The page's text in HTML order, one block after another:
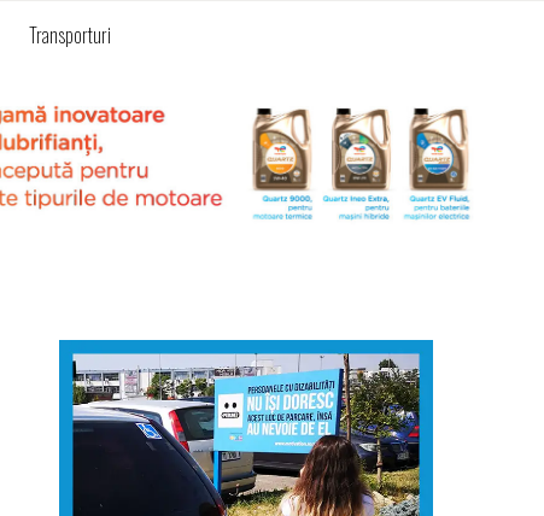
Transporturi